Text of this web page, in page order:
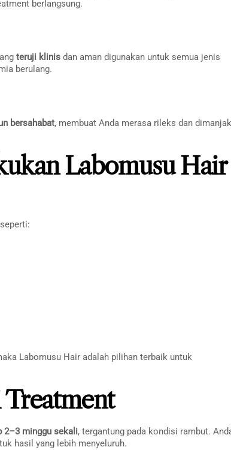
berlangsung.
teruji klinis dan aman digunakan untuk semua jenis
berulang.
bersahabat, membuat Anda merasa rileks dan
Labomusu Hair
Labomusu Hair adalah pilihan terbaik untuk
Treatment
2–3 minggu sekali, tergantung pada kondisi rambut.
hasil yang lebih menyeluruh.